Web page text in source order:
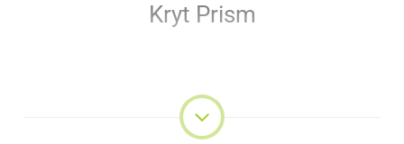
Kryt Prism
zařízení za všech podmínek. Díky svému vzhledu je vynikajícím
doplňkem.